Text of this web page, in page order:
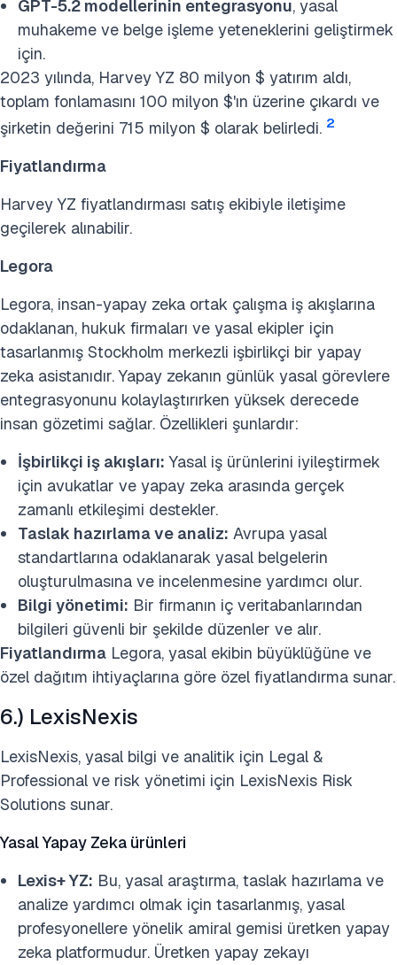
GPT-5.2 modellerinin entegrasyonu, yasal
muhakeme ve belge işleme yeteneklerini geliştirmek
için.
2023 yılında, Harvey YZ 80 milyon $ yatırım aldı,
toplam fonlamasını 100 milyon $'ın üzerine çıkardı ve
şirketin değerini 715 milyon $ olarak belirledi. 2
Fiyatlandırma
Harvey YZ fiyatlandırması satış ekibiyle iletişime
geçilerek alınabilir.
Legora
Legora, insan-yapay zeka ortak çalışma iş akışlarına
odaklanan, hukuk firmaları ve yasal ekipler için
tasarlanmış Stockholm merkezli işbirlikçi bir yapay
zeka asistanıdır. Yapay zekanın günlük yasal görevlere
entegrasyonunu kolaylaştırırken yüksek derecede
insan gözetimi sağlar. Özellikleri şunlardır:
İşbirlikçi iş akışları: Yasal iş ürünlerini iyileştirmek
için avukatlar ve yapay zeka arasında gerçek
zamanlı etkileşimi destekler.
Taslak hazırlama ve analiz: Avrupa yasal
standartlarına odaklanarak yasal belgelerin
oluşturulmasına ve incelenmesine yardımcı olur.
Bilgi yönetimi: Bir firmanın iç veritabanlarından
bilgileri güvenli bir şekilde düzenler ve alır.
Fiyatlandırma Legora, yasal ekibin büyüklüğüne ve
özel dağıtım ihtiyaçlarına göre özel fiyatlandırma sunar.
6.) LexisNexis
LexisNexis, yasal bilgi ve analitik için Legal &
Professional ve risk yönetimi için LexisNexis Risk
Solutions sunar.
Yasal Yapay Zeka ürünleri
Lexis+ YZ: Bu, yasal araştırma, taslak hazırlama ve
analize yardımcı olmak için tasarlanmış, yasal
profesyonellere yönelik amiral gemisi üretken yapay
zeka platformudur. Üretken yapay zekayı